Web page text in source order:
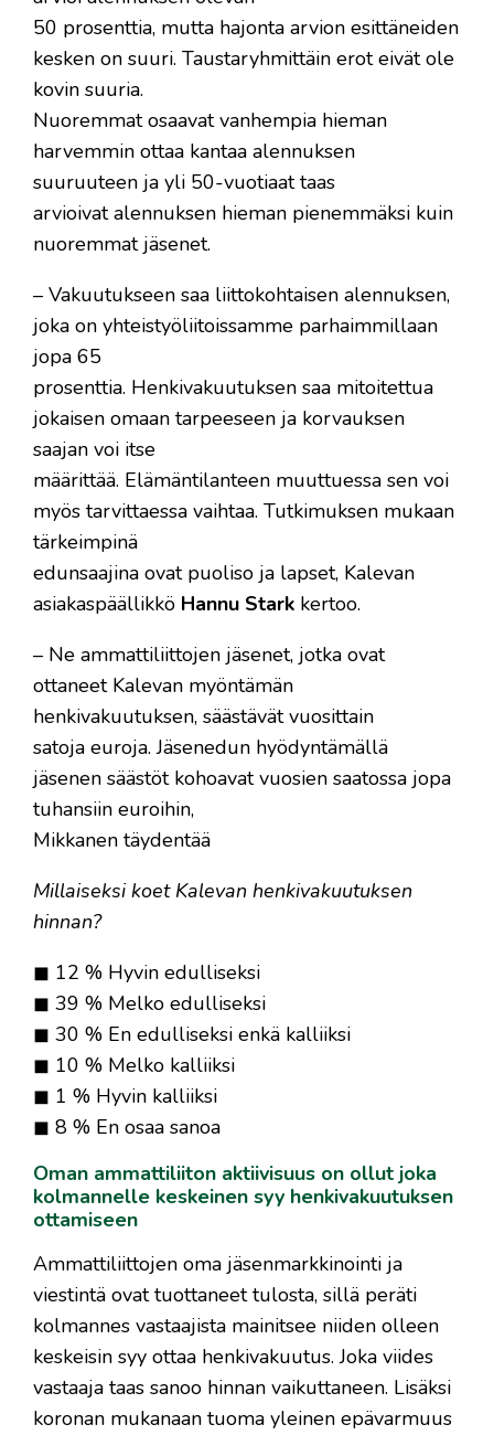
50 prosenttia, mutta hajonta arvion esittäneiden
kesken on suuri. Taustaryhmittäin erot eivät ole
kovin suuria.
Nuoremmat osaavat vanhempia hieman
harvemmin ottaa kantaa alennuksen
suuruuteen ja yli 50-vuotiaat taas
arvioivat alennuksen hieman pienemmäksi kuin
nuoremmat jäsenet.
– Vakuutukseen saa liittokohtaisen alennuksen,
joka on yhteistyöliitoissamme parhaimmillaan
jopa 65
prosenttia. Henkivakuutuksen saa mitoitettua
jokaisen omaan tarpeeseen ja korvauksen
saajan voi itse
määrittää. Elämäntilanteen muuttuessa sen voi
myös tarvittaessa vaihtaa. Tutkimuksen mukaan
tärkeimpinä
edunsaajina ovat puoliso ja lapset, Kalevan
asiakaspäällikkö Hannu Stark kertoo.
– Ne ammattiliittojen jäsenet, jotka ovat
ottaneet Kalevan myöntämän
henkivakuutuksen, säästävät vuosittain
satoja euroja. Jäsenedun hyödyntämällä
jäsenen säästöt kohoavat vuosien saatossa jopa
tuhansiin euroihin,
Mikkanen täydentää
Millaiseksi koet Kalevan henkivakuutuksen
hinnan?
◼ 12 % Hyvin edulliseksi
◼ 39 % Melko edulliseksi
◼ 30 % En edulliseksi enkä kalliiksi
◼ 10 % Melko kalliiksi
◼ 1 % Hyvin kalliiksi
◼ 8 % En osaa sanoa
Oman ammattiliiton aktiivisuus on ollut joka
kolmannelle keskeinen syy henkivakuutuksen
ottamiseen
Ammattiliittojen oma jäsenmarkkinointi ja
viestintä ovat tuottaneet tulosta, sillä peräti
kolmannes vastaajista mainitsee niiden olleen
keskeisin syy ottaa henkivakuutus. Joka viides
vastaaja taas sanoo hinnan vaikuttaneen. Lisäksi
koronan mukanaan tuoma yleinen epävarmuus